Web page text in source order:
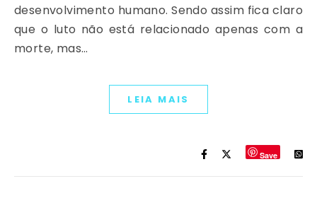
desenvolvimento humano. Sendo assim fica claro
que o luto não está relacionado apenas com a
morte, mas…
LEIA MAIS
Save